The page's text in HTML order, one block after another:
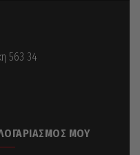
563 34
ΜΟΥ